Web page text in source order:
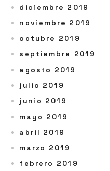
diciembre 2019
noviembre 2019
octubre 2019
septiembre 2019
agosto 2019
julio 2019
junio 2019
mayo 2019
abril 2019
marzo 2019
febrero 2019